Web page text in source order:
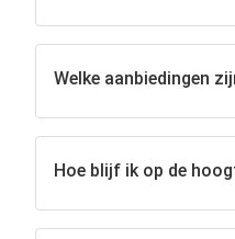
Welke aanbiedingen
Hoe blijf ik op de